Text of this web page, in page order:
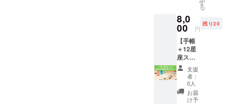
す。 ご
支援あ
りがと
うござ
いま
す！
のご報
告】 こ
のリ
ターン
はただ
ただ応
援の他
の金額
リター
ン
すの
で、お
早めに
どう
ぞ！
2025年
11月完
成予定
火の年
にぴっ
たりな
要な言
葉が、
心に届
きま
す。 ま
るで“ひ
とこと
占い”の
ような
感覚で
て。 こ
のリ
ターン
では、
リター
ン品の
送付は
ありま
せん
が、 プ
ロジェ
れの持
つエネ
ルギー
に合わ
せて、
植物の
力をブ
レンド
して生
まれた
「星ア
す
る
8,0
00 円
残り20
【手帳
＋12星
座スプ
レー2
本】選
べる12
星座の
香り
支援
者：
0人
お届
け予